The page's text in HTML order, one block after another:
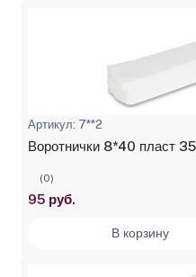
Артикул: 7**2
(0)
95 руб.
В корзину